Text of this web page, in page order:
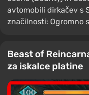
avtomobili dirkačev s
značilnosti: Ogromno
Beast of
za iskalce platine